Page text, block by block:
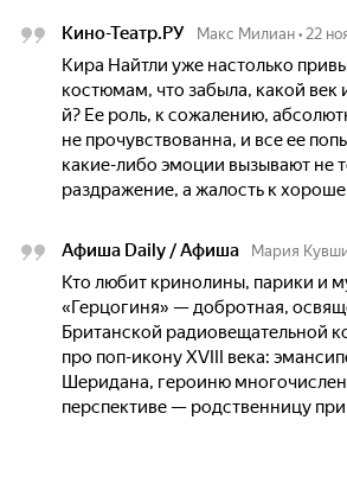
Кино-Театр.РУ Макс Милиан • 22
Кира Найтли уже настолько
костюмам, что забыла, какой век
й? Ее роль, к сожалению,
не прочувствованна, и все ее
какие-либо эмоции вызывают не
раздражение, а жалость к
Афиша Daily / Афиша Мария
Кто любит кринолины, парики и
«Герцогиня» — ­добротная,
Британской радиовещательной
про поп-икону XVIII века:
Шеридана, героиню
перспективе — родственницу